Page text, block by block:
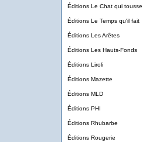
Éditions Le Chat qui tousse
Éditions Le Temps qu'il fait
Éditions Les Arêtes
Éditions Les Hauts-Fonds
Éditions Liroli
Éditions Mazette
Éditions MLD
Éditions PHI
Éditions Rhubarbe
Éditions Rougerie